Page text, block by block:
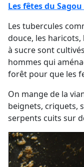
Les fêtes du
Les tubercules
douce, les haricots,
à sucre sont
hommes qui
forêt pour que les
On mange de la
beignets, criquets,
serpents cuits sur